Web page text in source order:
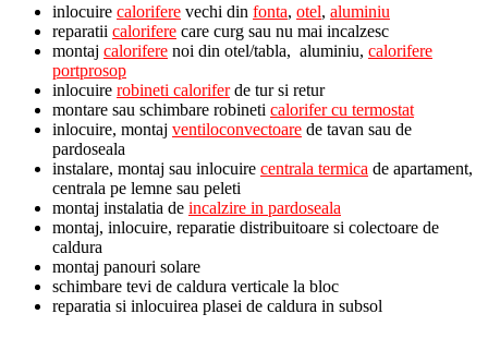
inlocuire calorifere vechi din fonta, otel, aluminiu
reparatii calorifere care curg sau nu mai incalzesc
montaj calorifere noi din otel/tabla, aluminiu, calorifere
portprosop
inlocuire robineti caloriferde tur si retur
montare sau schimbare robineti calorifer cu termostat
inlocuire, montaj ventiloconvectoare de tavan sau de
pardoseala
instalare, montaj sau inlocuire centrala termica de apartament,
centrala pe lemne sau peleti
montaj instalatia de incalzire in pardoseala
montaj, inlocuire, reparatie distribuitoare si colectoare de
caldura
montaj panouri solare
schimbare tevi de caldura verticale la bloc
reparatia si inlocuirea plasei de caldura in subsol